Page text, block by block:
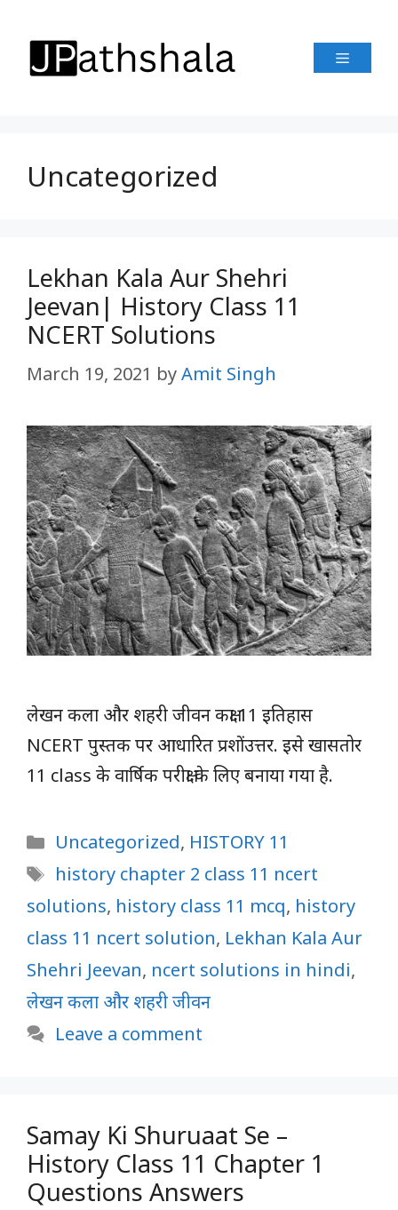
content
Menu
Uncategorized
Lekhan Kala Aur Shehri
Jeevan| History Class 11
NCERT Solutions
March 19, 2021 byAmit Singh
लेखन कला और शहरी जीवन कक्षा 11 इतिहास
NCERT पुस्तक पर आधारित प्रशोंउत्तर. इसे खासतोर
11 class के वार्षिक परीक्षा के लिए बनाया गया है.
Categories
Uncategorized, HISTORY 11
Tags
history chapter 2 class 11 ncert
solutions, history class 11 mcq, history
class 11 ncert solution, Lekhan Kala Aur
Shehri Jeevan, ncert solutions in hindi,
लेखन कला और शहरी जीवन
Leave a comment
Samay Ki Shuruaat Se –
History Class 11 Chapter 1
Questions Answers